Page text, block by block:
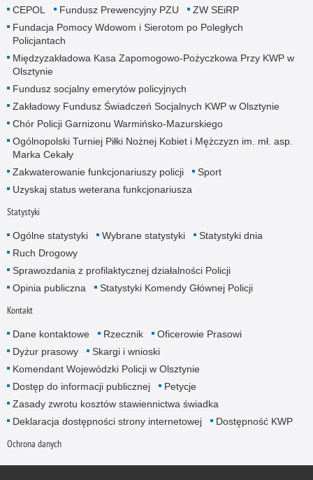
CEPOL
Fundusz Prewencyjny PZU
ZW SEiRP
Fundacja Pomocy Wdowom i Sierotom po Poległych
Policjantach
Międzyzakładowa Kasa Zapomogowo-Pożyczkowa Przy KWP w
Olsztynie
Fundusz socjalny emerytów policyjnych
Zakładowy Fundusz Świadczeń Socjalnych KWP w Olsztynie
Chór Policji Garnizonu Warmińsko-Mazurskiego
Ogólnopolski Turniej Piłki Nożnej Kobiet i Mężczyzn im. mł. asp.
Marka Cekały
Zakwaterowanie funkcjonariuszy policji
Sport
Uzyskaj status weterana funkcjonariusza
Statystyki
Ogólne statystyki Wybrane statystyki
Statystyki dnia
Ruch Drogowy
Sprawozdania z profilaktycznej działalności Policji
Opinia publiczna
Statystyki Komendy Głównej Policji
Kontakt
Dane kontaktowe Rzecznik
Oficerowie Prasowi
Dyżur prasowy
Skargi i wnioski
Komendant Wojewódzki Policji w Olsztynie
Dostęp do informacji publicznej
Petycje
Zasady zwrotu kosztów stawiennictwa świadka
Deklaracja dostępności strony internetowej
Dostępność KWP
Ochrona danych